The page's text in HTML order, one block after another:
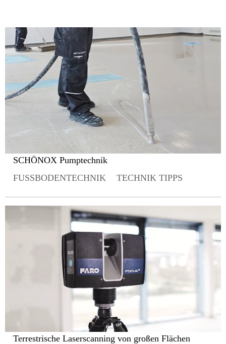
SCHÖNOX Pumptechnik
FUSSBODENTECHNIK
TECHNIK TIPPS
Terrestrische Laserscanning von großen Flächen